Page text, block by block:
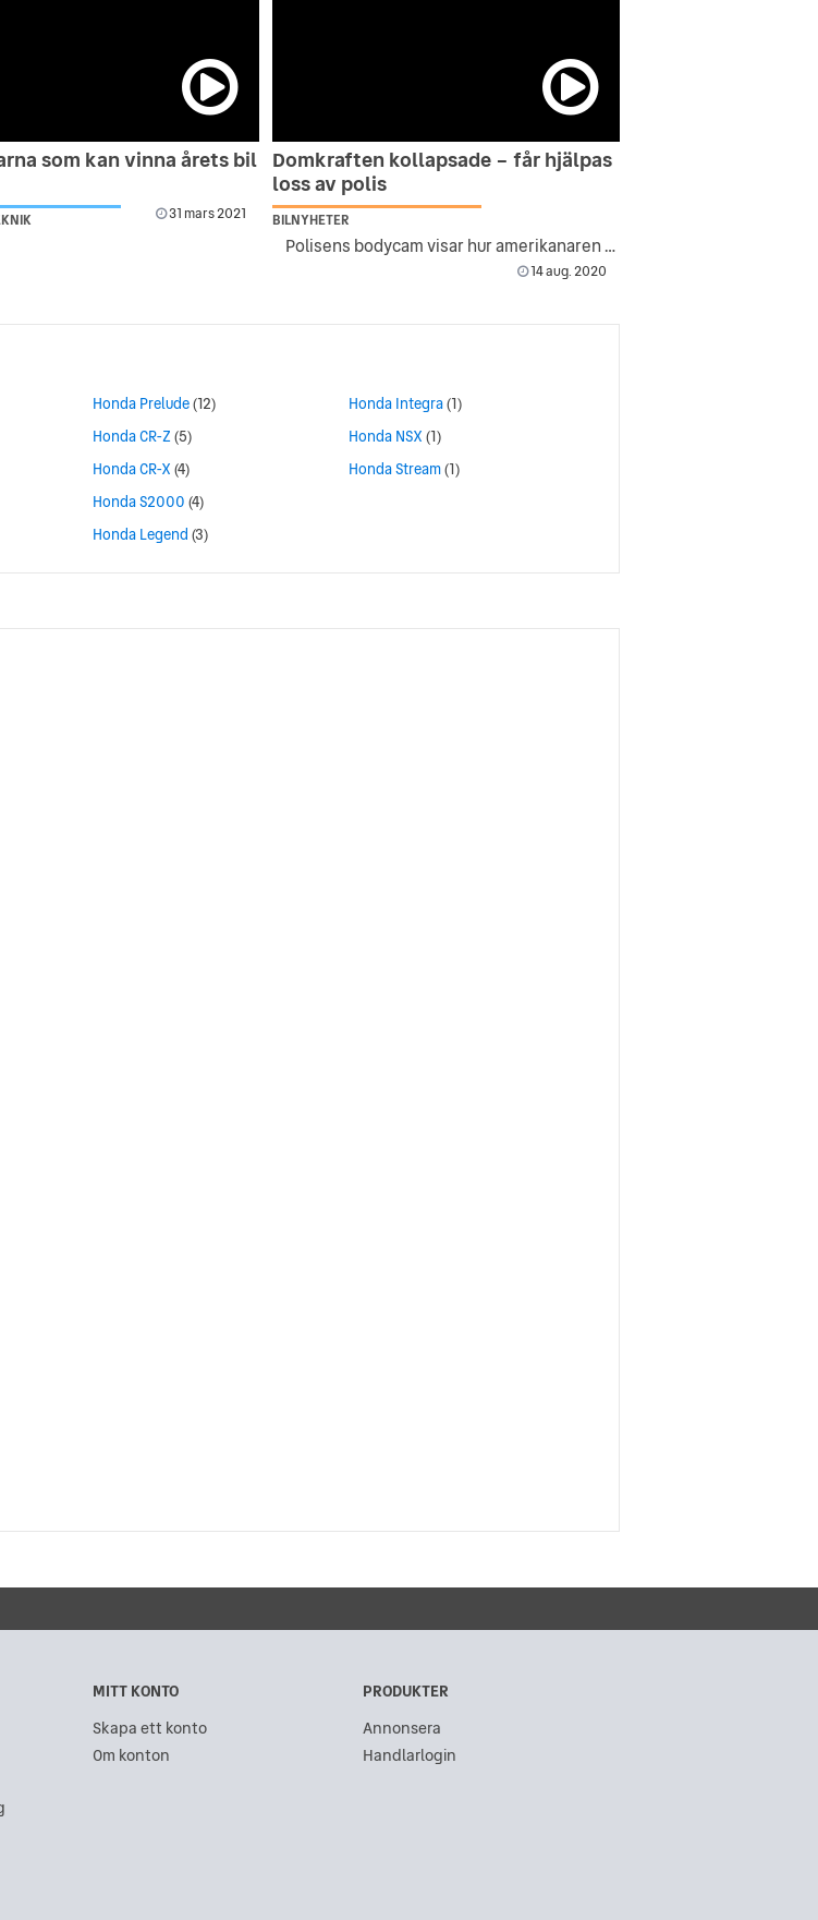
som kan vinna årets bil
31 mars 2021
Domkraften kollapsade – får hjälpas
loss av polis
BILNYHETER
Polisens bodycam visar hur amerikanaren klämts fast under bilen
14 aug. 2020
Honda Prelude(12)
Honda CR-Z(5)
Honda CR-X (4)
Honda S2000 (4)
Honda Legend (3)
Honda Integra(1)
Honda NSX (1)
Honda Stream(1)
MITT KONTO
Skapa ett konto
Om konton
PRODUKTER
Annonsera
Handlarlogin